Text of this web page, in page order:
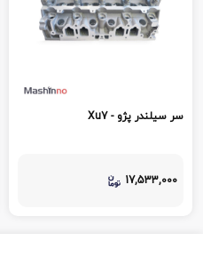
سر سیلندر پژو - Xu7
17,533,000